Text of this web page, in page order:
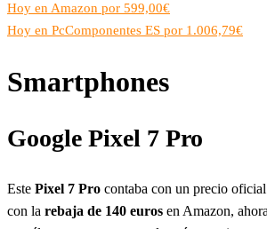
Hoy en Amazon por 599,00€
Hoy en PcComponentes ES por 1.006,79€
Smartphones
Google Pixel 7 Pro
Este Pixel 7 Pro contaba con un precio
con la rebaja de 140 euros en Amazon,